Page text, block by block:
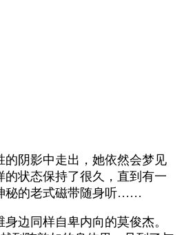
阴影中走出，她依然会梦见
状态保持了很久，直到有一
秘的老式磁带随身听……
边同样自卑内向的莫俊杰。